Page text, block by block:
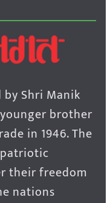
Shri Manik
brother
in 1946. The
their freedom
nations